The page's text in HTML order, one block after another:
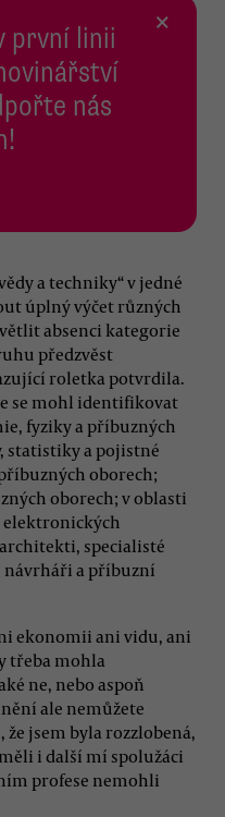
první linii
nás
×
a techniky“ v jedné
úplný výčet různých
absenci kategorie
předzvěst
roletka potvrdila.
se mohl identifikovat
fyziky a příbuzných
statistiky a pojistné
oborech;
oborech; v oblasti
specialisté
a příbuzní
ekonomii ani vidu, ani
třeba mohla
ne, nebo aspoň
ale nemůžete
jsem byla rozzlobená,
i další mí spolužáci
profese nemohli